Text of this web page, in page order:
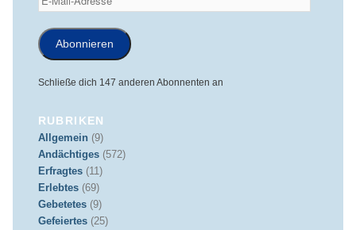
Mail-
Adresse
Abonnieren
Schließe dich 147 anderen Abonnenten an
RUBRIKEN
Allgemein (9)
Andächtiges(572)
Erfragtes(11)
Erlebtes(69)
Gebetetes(9)
Gefeiertes(25)